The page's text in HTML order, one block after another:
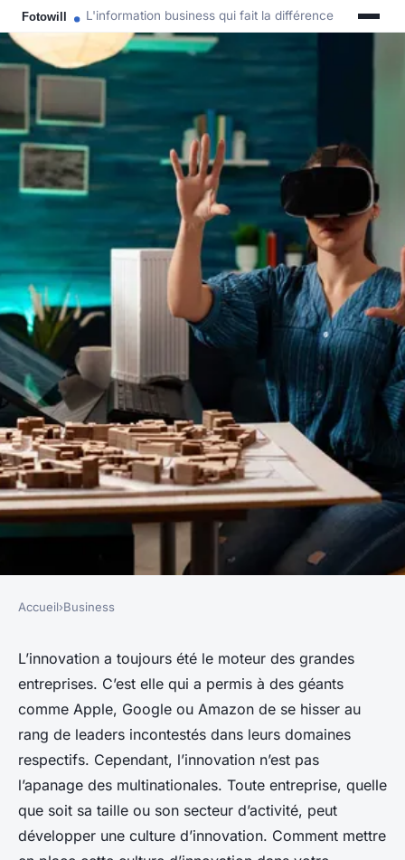
L'information business qui fait la différence
comment créer une culture
d'innovation dans votre
entreprise
cyrille•6 novembre 2023• 5 min de lecture
Accueil›Business
L’innovation a toujours été le moteur des grandes
entreprises. C’est elle qui a permis à des géants
comme Apple, Google ou Amazon de se hisser au
rang de leaders incontestés dans leurs domaines
respectifs. Cependant, l’innovation n’est pas
l’apanage des multinationales. Toute entreprise, quelle
que soit sa taille ou son secteur d’activité, peut
développer une culture d’innovation. Comment mettre